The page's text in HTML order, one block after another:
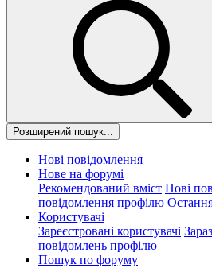
Розширений пошук...
Нові повідомлення
Нове на форумі
Рекомендований вміст Нові
повідомлення профілю
Користувачі
Зареєстровані користувачі
повідомлень профілю
Пошук по форуму